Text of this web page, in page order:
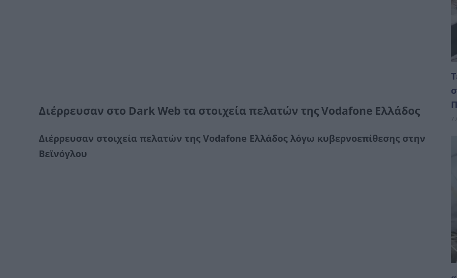
Διέρρευσαν στο Dark Web τα στοιχεία πελατών της Vodafone Ελλάδος
Διέρρευσαν στοιχεία πελατών της Vodafone Ελλάδος λόγω κυβερνοεπίθεσης στην
Βεϊνόγλου
7